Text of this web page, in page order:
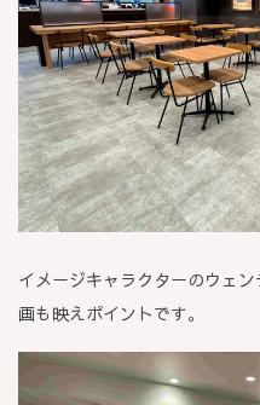
イメージキャラクターのウェ
画も映えポイントです。